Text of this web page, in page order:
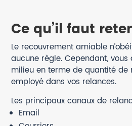
Ce qu’il faut
Le recouvrement amiable
aucune règle. Cependant,
milieu en terme de quantité de
employé dans vos relances.
Les principaux canaux de
Email